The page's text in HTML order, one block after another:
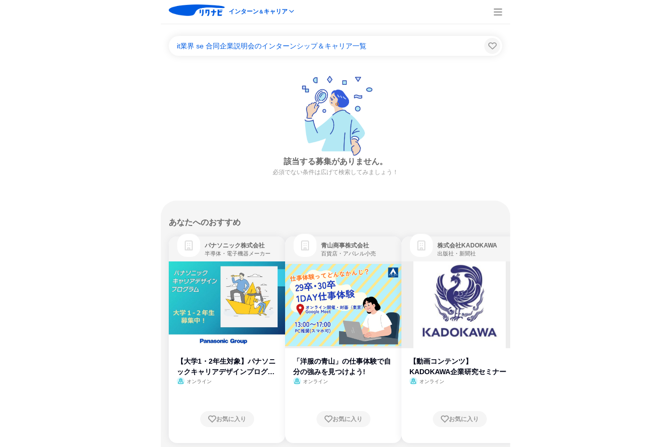
インターン＆キャリア
it業界 se 合同企業説明会のインターンシップ＆キャリア一覧
該当する募集がありません。
必須でない条件は広げて検索してみましょう！
あなたへのおすすめ
パナソニック株式会社
半導体・電子機器メーカー
【大学1・2年生対象】パナソニ
ックキャリアデザインプログラ
ム
オンライン
お気に入り
青山商事株式会社
百貨店・アパレル小売
「洋服の青山」の仕事体験で自
分の強みを見つけよう!
オンライン
お気に入り
株式会社KADOKAWA
出版社・新聞社
【動画コンテンツ】
KADOKAWA企業研究セミナー
オンライン
お気に入り